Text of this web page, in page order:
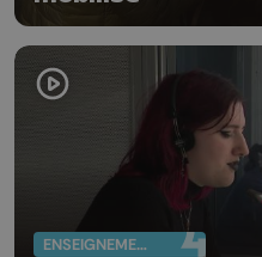
ENSEIGNEMENT